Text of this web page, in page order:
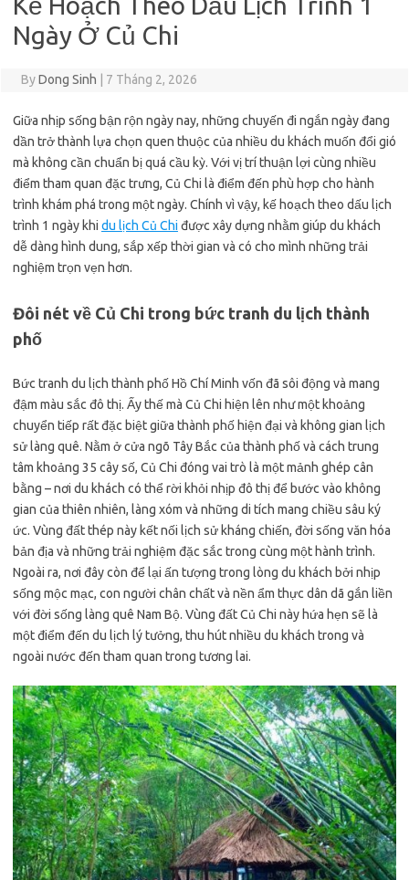
Ngày Ở Củ Chi
ByDong Sinh 7 Tháng 2, 2026
Giữa nhịp sống bận rộn ngày nay, những chuyến đi ngắn ngày đang
dần trở thành lựa chọn quen thuộc của nhiều du khách muốn đổi gió
mà không cần chuẩn bị quá cầu kỳ. Với vị trí thuận lợi cùng nhiều
điểm tham quan đặc trưng, Củ Chi là điểm đến phù hợp cho hành
trình khám phá trong một ngày. Chính vì vậy, kế hoạch theo dấu lịch
trình 1 ngày khi du lịch Củ Chi được xây dựng nhằm giúp du khách
dễ dàng hình dung, sắp xếp thời gian và có cho mình những trải
nghiệm trọn vẹn hơn.
Đôi nét về Củ Chi trong bức tranh du lịch thành
phố
Bức tranh du lịch thành phố Hồ Chí Minh vốn đã sôi động và mang
đậm màu sắc đô thị. Ấy thế mà Củ Chi hiện lên như một khoảng
chuyển tiếp rất đặc biệt giữa thành phố hiện đại và không gian lịch
sử làng quê. Nằm ở cửa ngõ Tây Bắc của thành phố và cách trung
tâm khoảng 35 cây số, Củ Chi đóng vai trò là một mảnh ghép cân
bằng – nơi du khách có thể rời khỏi nhịp đô thị để bước vào không
gian của thiên nhiên, làng xóm và những di tích mang chiều sâu ký
ức. Vùng đất thép này kết nối lịch sử kháng chiến, đời sống văn hóa
bản địa và những trải nghiệm đặc sắc trong cùng một hành trình.
Ngoài ra, nơi đây còn để lại ấn tượng trong lòng du khách bởi nhịp
sống mộc mạc, con người chân chất và nền ẩm thực dân dã gắn liền
với đời sống làng quê Nam Bộ. Vùng đất Củ Chi này hứa hẹn sẽ là
một điểm đến du lịch lý tưởng, thu hút nhiều du khách trong và
ngoài nước đến tham quan trong tương lai.